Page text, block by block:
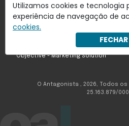
Utilizamos cookies e tecnologia
experiência de navegação de
cookies.
FECHAR
Com inteligência e tecnologia:
Object1ve - Marketing Solution
Perguntas Frequentes
O Antagonista , 2026, Todos
25.163.879/